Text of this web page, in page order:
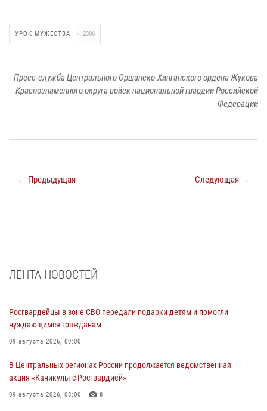
УРОК МУЖЕСТВА 2306
Пресс-служба Центрального Оршанско-Хинганского ордена Жукова
Краснознаменного округа войск национальной гвардии Российской
Федерации
← Предыдущая Следующая →
ЛЕНТА НОВОСТЕЙ
Росгвардейцы в зоне СВО передали подарки детям и помогли
нуждающимся гражданам
09 августа 2026, 09:00
В Центральных регионах России продолжается ведомственная
акция «Каникулы с Росгвардией»
09 августа 2026, 08:00 8